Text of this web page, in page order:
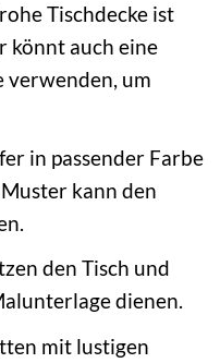
Tischdecke ist
könnt auch eine
verwenden, um
in passender Farbe
kann den
den Tisch und
dienen.
mit lustigen